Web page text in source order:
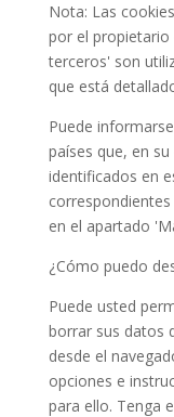
Nota: Las
por el propietario
terceros' son
que está
Puede
países que, en
identificados en
en el apartado
¿Cómo puedo
Puede usted
borrar sus datos
desde el
opciones e
para ello. Tenga